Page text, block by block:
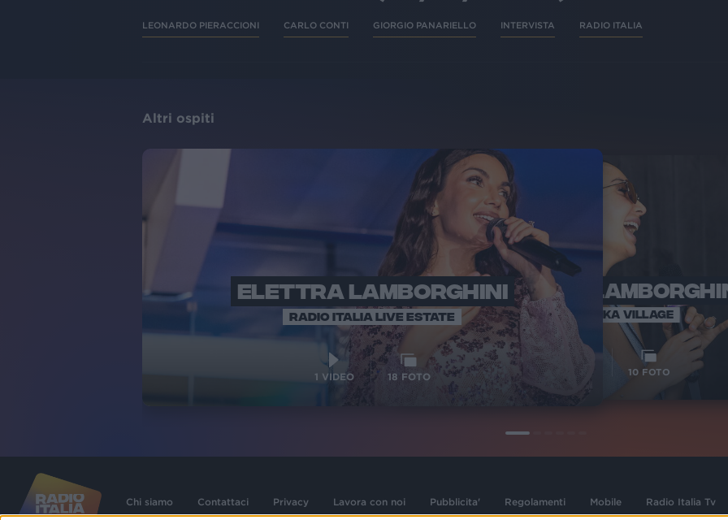
LEONARDO PIERACCIONI CARLO CONTI GIORGIO PANARIELLO INTERVISTA RADIO ITALIA
Altri ospiti
ELETTRA LAMBORGHINI
RADIO ITALIA LIVE ESTATE
1 VIDEO 18 FOTO
ELETTRA
VOI TANKA VILLAGE
10 FOTO
VOI
Chi siamo Contattaci Privacy Lavora con noi Pubblicita' Regolamenti Mobile Radio Italia Tv